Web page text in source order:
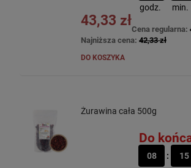
godz.
min.
43,33 zł
Cena regularna:
Najniższa cena: 42,33 zł
DO KOSZYKA
Żurawina cała 500g
Do
08
15